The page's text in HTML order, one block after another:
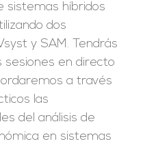
sistemas híbridos
dos
y SAM. Tendrás
sesiones en directo
a través
las
del análisis de
en sistemas